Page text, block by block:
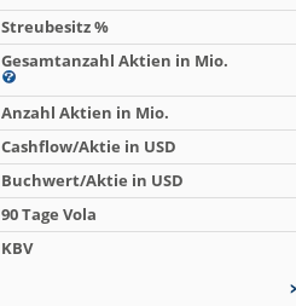
Streubesitz %
Gesamtanzahl Aktien in Mio.
Anzahl Aktien in Mio.
Cashflow/Aktie in USD
Buchwert/Aktie in USD
90 Tage Vola
KBV